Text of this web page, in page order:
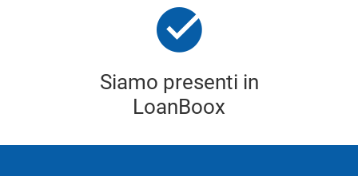
Siamo presenti in
LoanBoox